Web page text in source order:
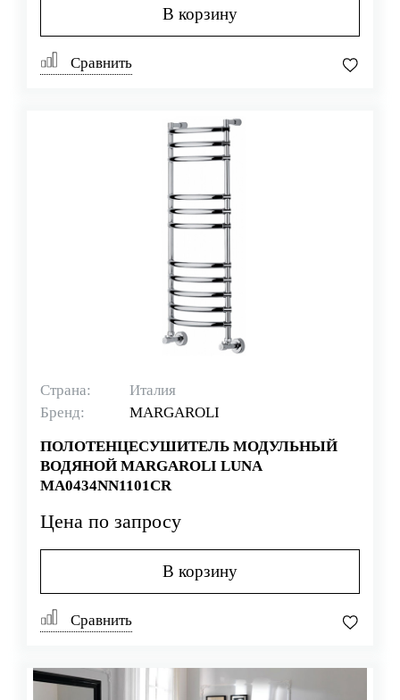
В корзину
Сравнить
Страна:
Италия
Бренд:
MARGAROLI
ПОЛОТЕНЦЕСУШИТЕЛЬ МОДУЛЬНЫЙ
ВОДЯНОЙ MARGAROLI LUNA
MA0434NN1101CR
Цена по запросу
В корзину
Сравнить